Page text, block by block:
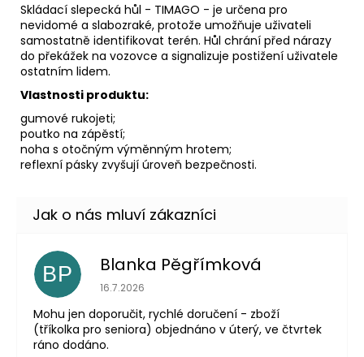
Skládací slepecká hůl - TIMAGO - je určena pro
nevidomé a slabozraké, protože umožňuje uživateli
samostatně identifikovat terén. Hůl chrání před nárazy
do překážek na vozovce a signalizuje postižení uživatele
ostatním lidem.
Vlastnosti produktu:
gumové rukojeti;
poutko na zápěstí;
noha s otočným výměnným hrotem;
reflexní pásky zvyšují úroveň bezpečnosti.
BP Blanka Pěgřímková
Hodnocení obchodu je 5 z 5 hvězdiček.
16.7.2026
Mohu jen doporučit, rychlé doručení - zboží
(tříkolka pro seniora) objednáno v úterý, ve čtvrtek
ráno dodáno.